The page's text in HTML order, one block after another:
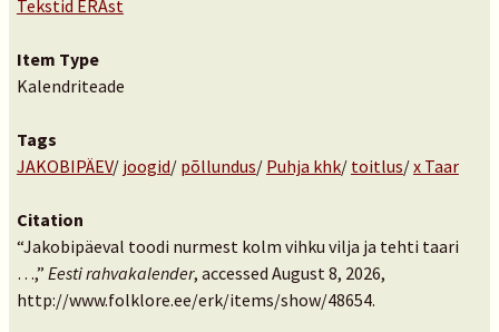
Tekstid ERAst
Item Type
Kalendriteade
Tags
JAKOBIPÄEV/ joogid/ põllundus/ Puhja khk/ toitlus/x Taar
Citation
“Jakobipäeval toodi nurmest kolm vihku vilja ja tehti taari
…,” Eesti rahvakalender, accessed August 8, 2026,
http://www.folklore.ee/erk/items/show/48654.